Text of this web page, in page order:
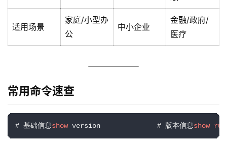
适用场景
家庭/小型办
公
中小企业
金融/政府/
医疗
常用命令速查
# 基础信息show version              # 版本信息show